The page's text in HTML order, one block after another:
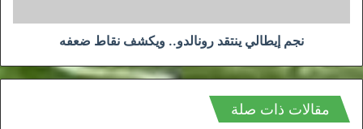
نجم إيطالي ينتقد رونالدو.. ويكشف نقاط ضعفه
مقالات ذات صلة